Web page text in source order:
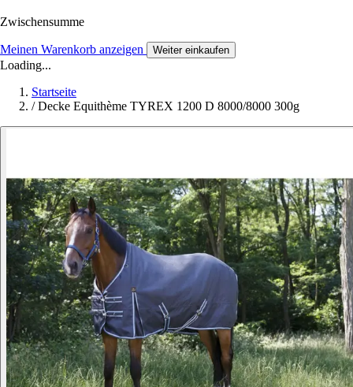
Zwischensumme
Meinen Warenkorb anzeigen Weiter einkaufen
Loading...
Startseite
/ Decke Equithème TYREX 1200 D 8000/8000 300g